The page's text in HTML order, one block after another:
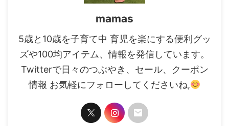
mamas
5歳と10歳を子育て中 育児を楽にする便利グッ
ズや100均アイテム、情報を発信しています。
Twitterで日々のつぶやき、セール、クーポン
情報 お気軽にフォローしてくださいね,